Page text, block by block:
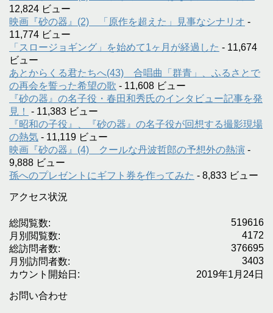
12,824 ビュー
映画『砂の器』(2) 「原作を超えた」見事なシナリオ -
11,774 ビュー
「スロージョギング」を始めて1ヶ月が経過した - 11,674
ビュー
あとからくる君たちへ(43) 合唱曲「群青」、ふるさとで
の再会を誓った希望の歌 - 11,608 ビュー
『砂の器』の名子役・春田和秀氏のインタビュー記事を発
見！
- 11,383 ビュー
『昭和の子役』、『砂の器』の名子役が回想する撮影現場
の熱気 - 11,119 ビュー
映画『砂の器』(4) クールな丹波哲郎の予想外の熱演 -
9,888 ビュー
孫へのプレゼントにギフト券を作ってみた - 8,833 ビュー
アクセス状況
519616
総閲覧数:
4172
月別閲覧数:
376695
総訪問者数:
3403
月別訪問者数:
2019年1月24日
カウント開始日:
お問い合わせ